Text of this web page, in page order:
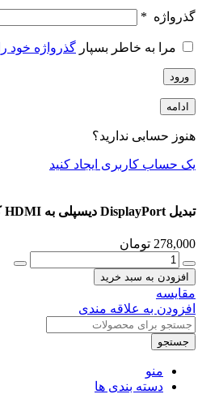
گذرواژه *
مرا به خاطر بسپار گذرواژه خود
ورود
ادامه
هنوز حسابی ندارید؟
یک حساب کاربری ایجاد کنید
تبدیل DisplayPort دیسپلی به HDMI کابلی
278,000 تومان
تبدیل
DisplayPort
دیسپلی
به
HDMI
کابلی
عدد
افزودن به سبد خرید
مقایسه
افزودن به علاقه مندی
جستجو
منو
دسته بندی ها